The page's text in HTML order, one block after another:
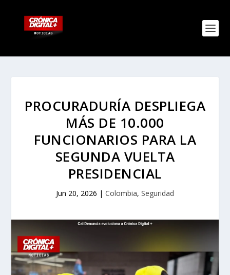
PROCURADURÍA DESPLIEGA
MÁS DE 10.000
FUNCIONARIOS PARA LA
SEGUNDA VUELTA
PRESIDENCIAL
Jun 20, 2026 | Colombia, Seguridad